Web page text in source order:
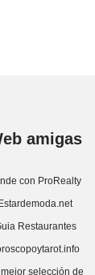
amigas
con ProRealty
Estardemoda.net
Restaurantes
mejor selección de